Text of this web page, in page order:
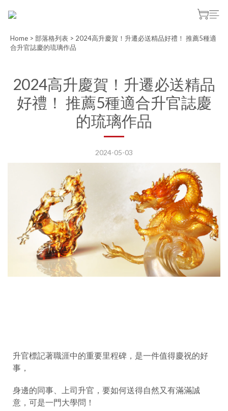
Home > 部落格列表 > 2024高升慶賀！升遷必送精品好禮！ 推薦5種適
合升官誌慶的琉璃作品
2024高升慶賀！升遷必送精品
好禮！ 推薦5種適合升官誌慶
的琉璃作品
2024-05-03
升官標記著職涯中的重要里程碑，是一件值得慶祝的好
事，
身邊的同事、上司升官，要如何送得自然又有滿滿誠
意，可是一門大學問！